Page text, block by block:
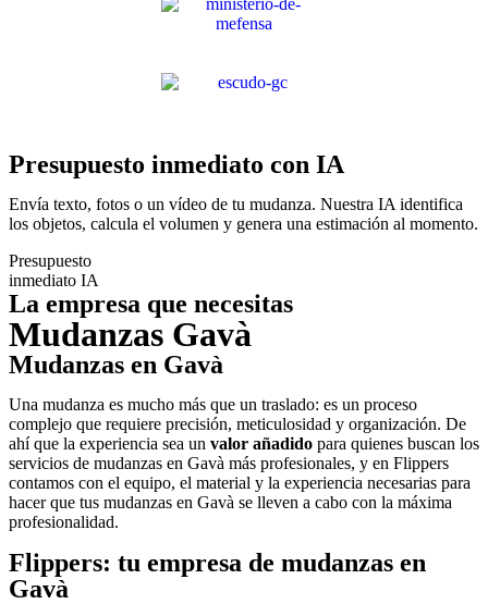
Presupuesto inmediato con IA
Envía texto, fotos o un vídeo de tu mudanza. Nuestra IA identifica
los objetos, calcula el volumen y genera una estimación al momento.
Presupuesto
inmediato IA
La empresa que necesitas
Mudanzas Gavà
Mudanzas en Gavà
Una mudanza es mucho más que un traslado: es un proceso
complejo que requiere precisión, meticulosidad y organización. De
ahí que la experiencia sea un valor añadido para quienes buscan los
servicios de mudanzas en Gavà más profesionales, y en Flippers
contamos con el equipo, el material y la experiencia necesarias para
hacer que tus mudanzas en Gavà se lleven a cabo con la máxima
profesionalidad.
Flippers: tu empresa de mudanzas en
Gavà